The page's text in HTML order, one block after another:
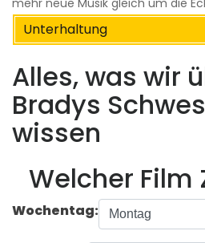
Unterhaltung
Alles, was wir
Bradys
wissen
Welcher Film
Wochentag: